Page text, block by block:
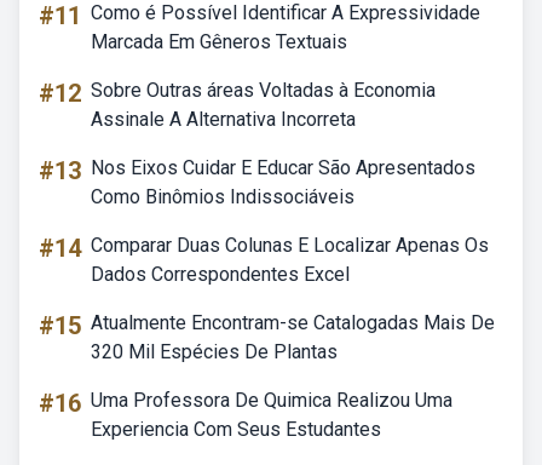
#11 Como é Possível Identificar A Expressividade
Marcada Em Gêneros Textuais
#12 Sobre Outras áreas Voltadas à Economia
Assinale A Alternativa Incorreta
#13 Nos Eixos Cuidar E Educar São Apresentados
Como Binômios Indissociáveis
#14 Comparar Duas Colunas E Localizar Apenas Os
Dados Correspondentes Excel
#15 Atualmente Encontram-se Catalogadas Mais De
320 Mil Espécies De Plantas
#16 Uma Professora De Quimica Realizou Uma
Experiencia Com Seus Estudantes